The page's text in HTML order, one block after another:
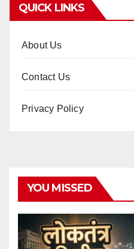
QUICK LINKS
About Us
Contact Us
Privacy Policy
YOU MISSED